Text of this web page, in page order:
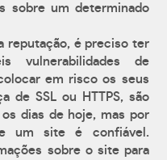
sobre um determinado
reputação, é preciso ter
vulnerabilidades de
em risco os seus
de SSL ou HTTPS, são
dias de hoje, mas por
um site é confiável.
sobre o site para